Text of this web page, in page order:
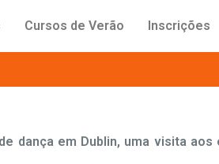
Cursos de Verão Inscrições
de dança em Dublin, uma visita